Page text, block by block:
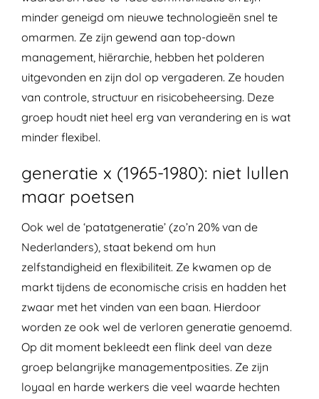
minder geneigd om nieuwe technologieën snel te
omarmen. Ze zijn gewend aan top-down
management, hiërarchie, hebben het polderen
uitgevonden en zijn dol op vergaderen. Ze houden
van controle, structuur en risicobeheersing. Deze
groep houdt niet heel erg van verandering en is wat
minder flexibel.
generatie x (1965-1980): niet lullen
maar poetsen
Ook wel de ‘patatgeneratie’ (zo’n 20% van de
Nederlanders), staat bekend om hun
zelfstandigheid en flexibiliteit. Ze kwamen op de
markt tijdens de economische crisis en hadden het
zwaar met het vinden van een baan. Hierdoor
worden ze ook wel de verloren generatie genoemd.
Op dit moment bekleedt een flink deel van deze
groep belangrijke managementposities. Ze zijn
loyaal en harde werkers die veel waarde hechten